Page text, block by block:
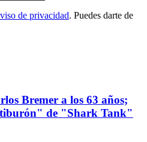
de privacidad. Puedes darte de
Bremer a los 63 años;
de "Shark Tank"